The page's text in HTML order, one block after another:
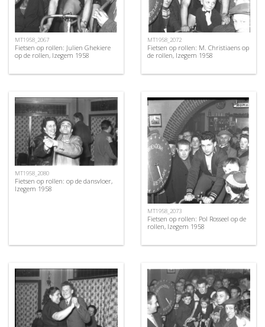
MT1958_2067
Fietsen op rollen: Julien Ghekiere
op de rollen, Izegem 1958
MT1958_2072
Fietsen op rollen: M. Christiaens op
de rollen, Izegem 1958
MT1958_2080
Fietsen op rollen: op de dansvloer,
Izegem 1958
MT1958_2073
Fietsen op rollen: Pol Rosseel op de
rollen, Izegem 1958